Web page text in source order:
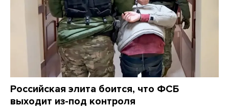
Российская элита боится, что ФСБ
выходит из-под контроля